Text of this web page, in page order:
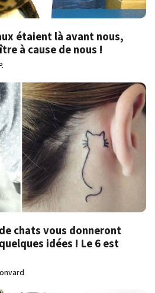
étaient là avant nous,
à cause de nous !
chats vous donneront
idées ! Le 6 est